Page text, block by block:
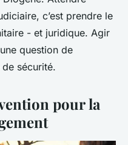
c’est prendre le
- et juridique. Agir
question de
de sécurité.
pour la